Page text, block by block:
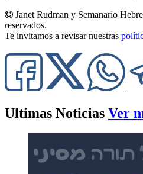
Janet Rudman y Semanario
reservados.
Te invitamos a revisar nuestras
Ultimas Noticias Ver